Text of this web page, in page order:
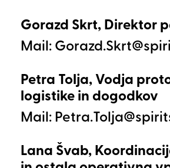
Gorazd Skrt, Direktor
Mail:
Petra Tolja, Vodja
logistike in dogodkov
Mail:
Lana Švab,